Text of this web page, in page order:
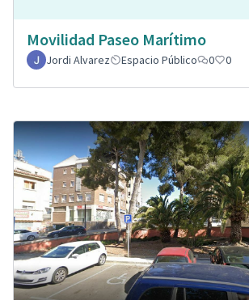
Movilidad Paseo Marítimo
Jordi Alvarez
Espacio Público 0 0